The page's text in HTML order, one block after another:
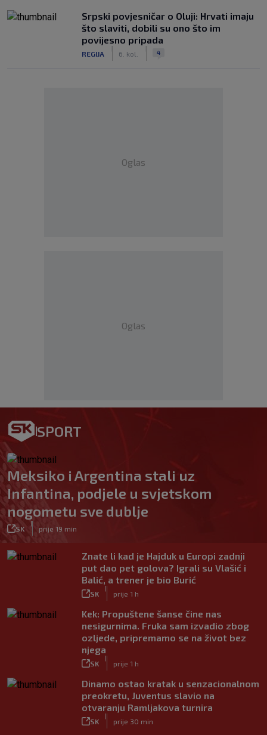
Srpski povjesničar o Oluji: Hrvati imaju
što slaviti, dobili su ono što im
povijesno pripada
REGIJA 6. kol. 4
Oglas
Oglas
SPORT
Meksiko i Argentina stali uz
Infantina, podjele u svjetskom
nogometu sve dublje
SK prije 19 min
Znate li kad je Hajduk u Europi zadnji
put dao pet golova? Igrali su Vlašić i
Balić, a trener je bio Burić
SK prije 1 h
Kek: Propuštene šanse čine nas
nesigurnima. Fruka sam izvadio zbog
ozljede, pripremamo se na život bez
njega
SK prije 1 h
Dinamo ostao kratak u senzacionalnom
preokretu, Juventus slavio na
otvaranju Ramljakova turnira
SK prije 30 min